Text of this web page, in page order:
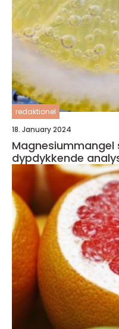
redaktionel
18. January 2024
Magnesiummangel
dypdykkende